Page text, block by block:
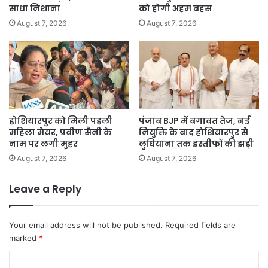
साधा निशाना
August 7, 2026
को होगी अहम बहस
August 7, 2026
होशियारपुर को मिली पहली
महिला मेयर, प्रवीण सैनी के
नाम पर लगी मुहर
August 7, 2026
पंजाब BJP में बगावत तेज, नई
नियुक्ति के बाद होशियारपुर से
लुधियाना तक इस्तीफों की झड़ी
August 7, 2026
Leave a Reply
Your email address will not be published. Required fields are
marked *